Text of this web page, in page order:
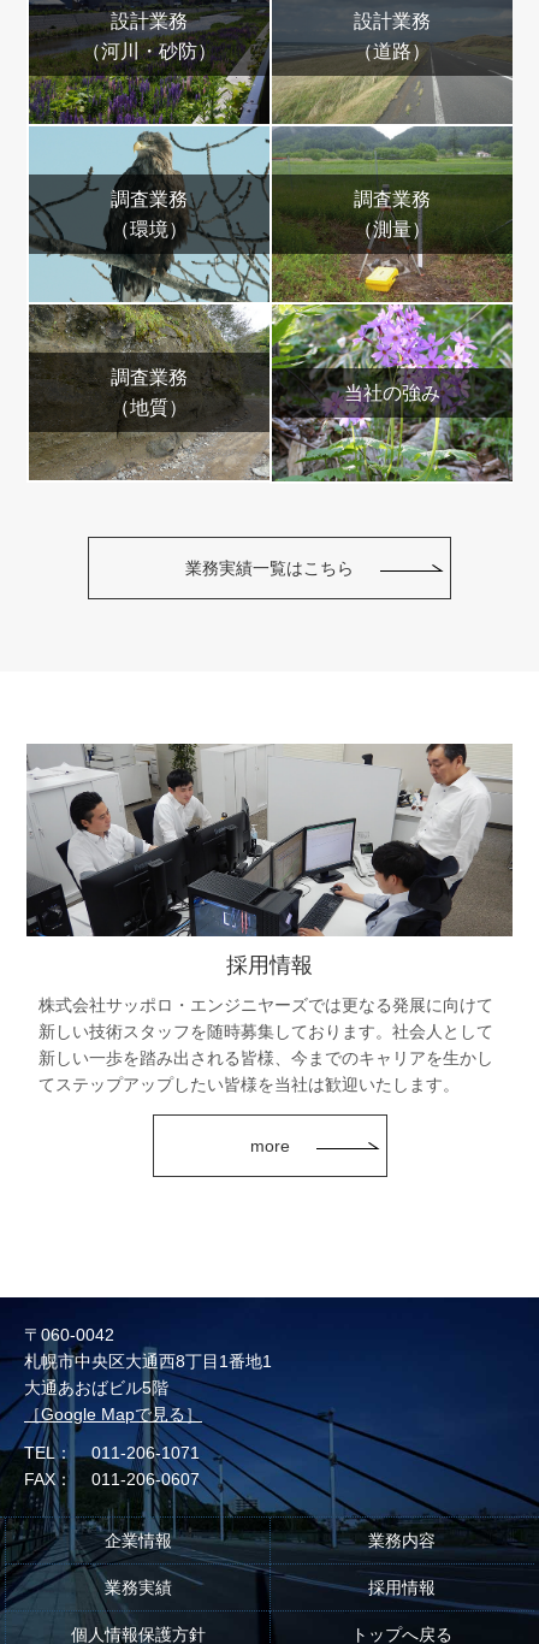
設計業務
（河川・砂防）
設計業務
（道路）
調査業務
（環境）
調査業務
（測量）
調査業務
（地質）
当社の強み
業務実績一覧はこちら
採用情報
株式会社サッポロ・エンジニヤーズでは更なる発展に向けて
新しい技術スタッフを随時募集しております。社会人として
新しい一歩を踏み出される皆様、今までのキャリアを生かし
てステップアップしたい皆様を当社は歓迎いたします。
more
〒060-0042
札幌市中央区大通西8丁目1番地1
大通あおばビル5階
［Google Mapで見る］
TEL：
011-206-1071
FAX：
011-206-0607
企業情報 業務内容
業務実績 採用情報
個人情報保護方針 トップへ戻る